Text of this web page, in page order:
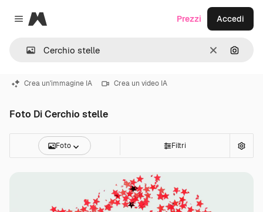
Close menu
Magnific
CancellaCerca
Prezzi Accedi
Crea un'immagine IA Crea un video IA
Foto Di Cerchio stelle
Foto Filtri